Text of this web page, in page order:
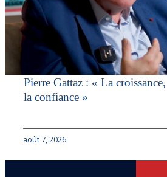
Pierre Gattaz : « La
la confiance »
août 7, 2026